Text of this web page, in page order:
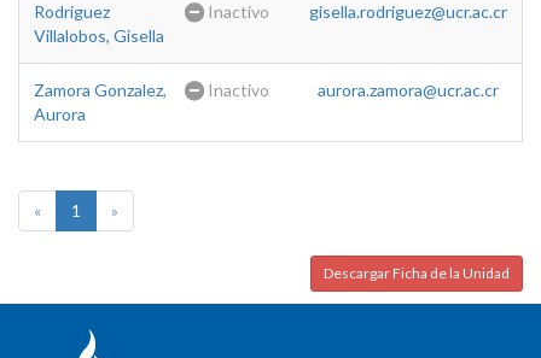
Rodriguez
Villalobos, Gisella
Inactivo gisella.rodriguez@ucr.ac.cr
Zamora Gonzalez,
Aurora
Inactivo aurora.zamora@ucr.ac.cr
« 1 »
Descargar Ficha de la Unidad